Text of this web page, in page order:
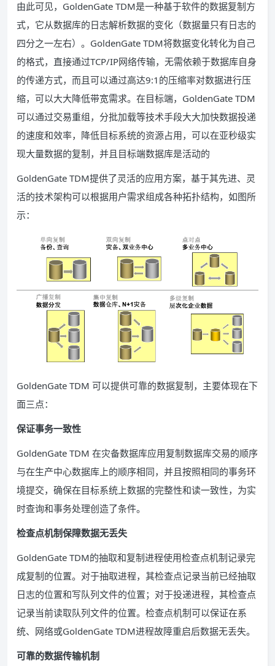
由此可见，GoldenGate TDM是一种基于软件的数据复制方
式，它从数据库的日志解析数据的变化（数据量只有日志的
四分之一左右）。GoldenGate TDM将数据变化转化为自己
的格式，直接通过TCP/IP网络传输，无需依赖于数据库自身
的传递方式，而且可以通过高达9:1的压缩率对数据进行压
缩，可以大大降低带宽需求。在目标端，GoldenGate TDM
可以通过交易重组，分批加载等技术手段大大加快数据投递
的速度和效率，降低目标系统的资源占用，可以在亚秒级实
现大量数据的复制，并且目标端数据库是活动的
GoldenGate TDM提供了灵活的应用方案，基于其先进、灵
活的技术架构可以根据用户需求组成各种拓扑结构，如图所
示：
GoldenGate TDM 可以提供可靠的数据复制，主要体现在下
面三点：
保证事务一致性
GoldenGate TDM 在灾备数据库应用复制数据库交易的顺序
与在生产中心数据库上的顺序相同，并且按照相同的事务环
境提交，确保在目标系统上数据的完整性和读一致性，为实
时查询和事务处理创造了条件。
检查点机制保障数据无丢失
GoldenGate TDM的抽取和复制进程使用检查点机制记录完
成复制的位置。对于抽取进程，其检查点记录当前已经抽取
日志的位置和写队列文件的位置；对于投递进程，其检查点
记录当前读取队列文件的位置。检查点机制可以保证在系
统、网络或GoldenGate TDM进程故障重启后数据无丢失。
可靠的数据传输机制